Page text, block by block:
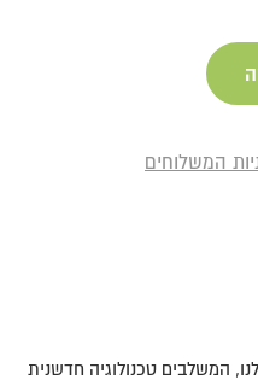
המשלוחים
המשלבים טכנולוגיה חדשנית